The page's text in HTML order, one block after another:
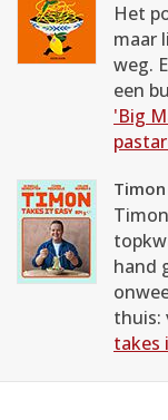
Het
maar
weg.
een
'Big
hand
thuis:
takes